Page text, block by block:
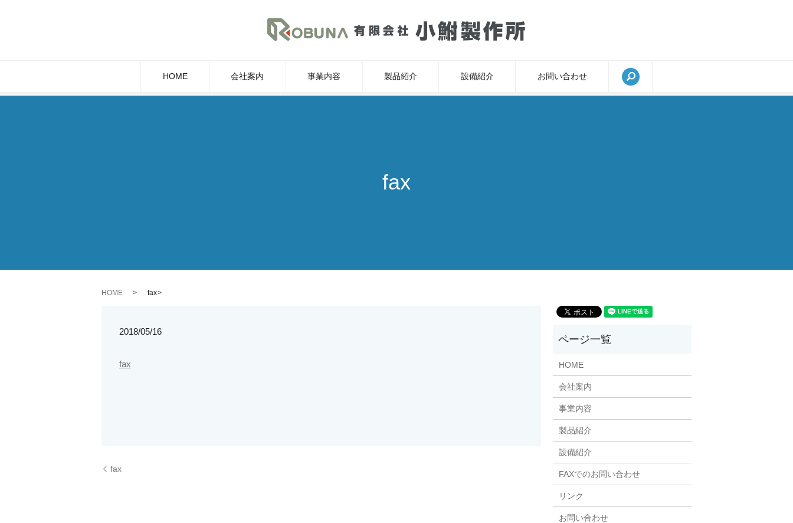
HOME 会社案内 事業内容 製品紹介 設備紹介 お問い合わせ search
fax
HOME fax
2018/05/16
fax
fax
HOME
会社案内
事業内容
製品紹介
設備紹介
FAXでのお問い合わせ
リンク
お問い合わせ